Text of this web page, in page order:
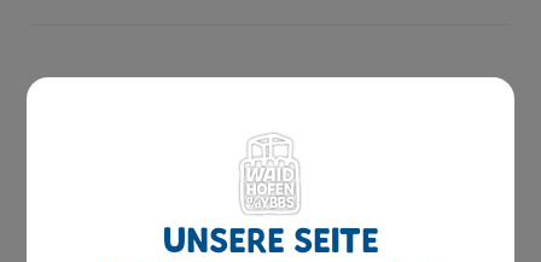
SehenswertesUnsere Seite